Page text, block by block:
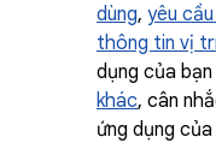
dùng, yêu
thông tin vị
dụng của bạn
khác, cân
ứng dụng